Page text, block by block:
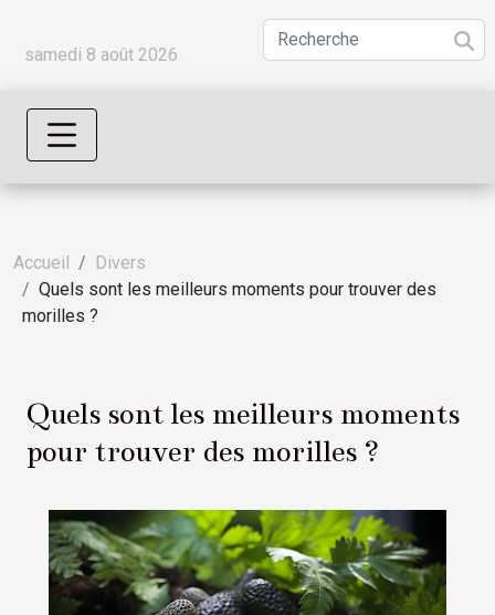
samedi 8 août 2026
Accueil
Divers
Quels sont les meilleurs moments pour trouver des
morilles ?
Quels sont les meilleurs moments
pour trouver des morilles ?